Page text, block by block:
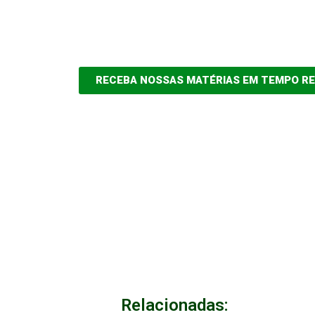
RECEBA NOSSAS MATÉRIAS EM TEMPO
Relacionadas: